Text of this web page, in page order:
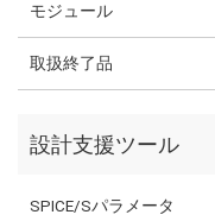
モジュール
取扱終了品
設計支援ツール
SPICE/Sパラメータ